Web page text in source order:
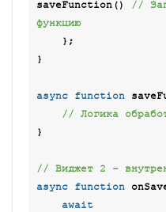
saveFunction() //
функцию
}
async function
// Логика
}
// Виджет 2 -
async function
await